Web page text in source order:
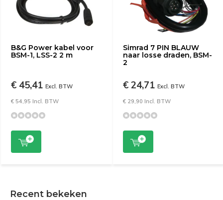
B&G Power kabel voor
BSM-1, LSS-2 2 m
€ 45,41 Excl. BTW
€ 54,95 Incl. BTW
Simrad 7 PIN BLAUW
naar losse draden, BSM-
2
€ 24,71 Excl. BTW
€ 29,90 Incl. BTW
Recent bekeken